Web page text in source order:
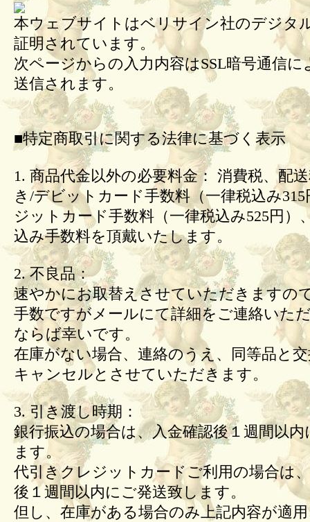
本ウェブサイトはベリサイン社のデジタ
証明されています。
次ページからの入力内容はSSL暗号通信に
送信されます。
■特定商取引に関する法律に基づく表示
1. 商品代金以外の必要料金： 消費税、配
き/デビットカード手数料（一律税込み
ジットカード手数料（一律税込み525円）
込み手数料を頂戴いたします。
2. 不良品：
速やかにお取替えさせていただきますの
手数ですがメールにて詳細をご連絡いた
ならば幸いです。
在庫がない場合、連絡のうえ、同等品と
キャンセルとさせていただきます。
3. 引き渡し時期：
銀行振込の場合は、入金確認後１週間以内
ます。
代引きクレジットカードご利用の場合は
後１週間以内にご発送致します。
但し、在庫がある場合のみ上記内容が適